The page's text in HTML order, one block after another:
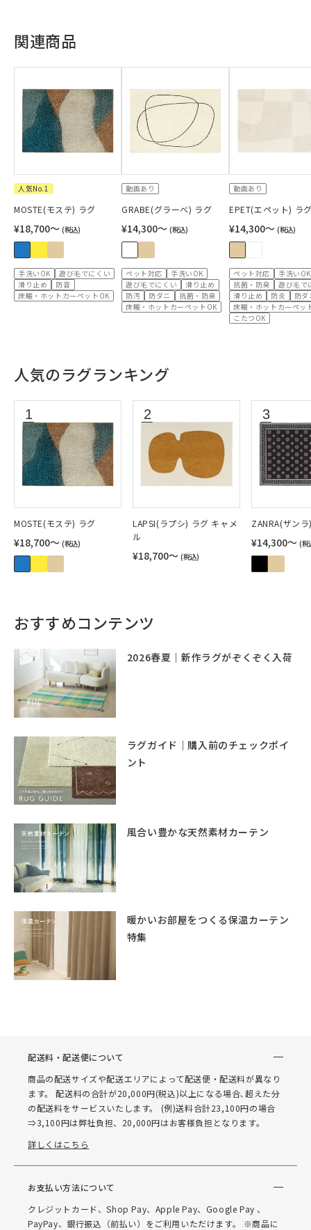
関連商品
人気No.1
MOSTE(モステ) ラグ
¥18,700〜 (税込)
手洗いOK
遊び毛でにくい
滑り止め
防音
床暖・ホットカーペットOK
動画あり
GRABE(グラーベ) ラグ
¥14,300〜 (税込)
ペット対応
手洗いOK
遊び毛でにくい
滑り止め
防汚
防ダニ
抗菌・防臭
床暖・ホットカーペットOK
動画あり
EPET(エペット) ラ
¥14,300〜 (税込)
ペット対応
手洗いOK
抗菌・防臭
遊び毛で
滑り止め
防炎
防ダ
床暖・ホットカーペッ
こたつOK
人気のラグランキング
MOSTE(モステ) ラグ
¥18,700〜 (税込)
LAPSI(ラプシ) ラグ キャメ
ル
¥18,700〜 (税込)
ZANRA(ザン
¥14,300〜 (税
おすすめコンテンツ
2026春夏｜新作ラグがぞくぞく入荷
ラグガイド｜購入前のチェックポイ
ント
風合い豊かな天然素材カーテン
暖かいお部屋をつくる保温カーテン
特集
配送料・配送便について
商品の配送サイズや配送エリアによって配送便・配送料が異なり
ます。 配送料の合計が20,000円(税込)以上になる場合､超えた分
の配送料をサービスいたします。 (例)送料合計23,100円の場合
⇒3,100円は弊社負担、20,000円はお客様負担となります。
詳しくはこちら
お支払い方法について
クレジットカード、Shop Pay、Apple Pay、Google Pay 、
PayPay、銀行振込（前払い）をご利用いただけます。 ※商品に